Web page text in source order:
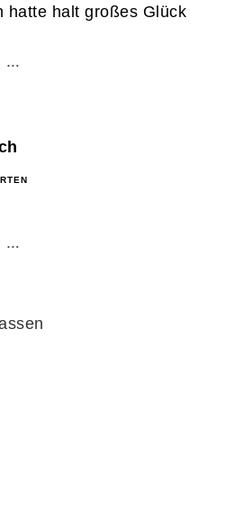
hatte halt großes Glück
…
…